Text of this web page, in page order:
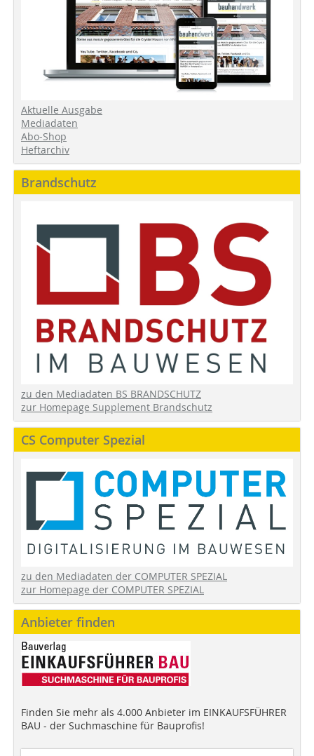
Aktuelle Ausgabe
Mediadaten
Abo-Shop
Heftarchiv
Brandschutz
zu den Mediadaten BS BRANDSCHUTZ
zur Homepage Supplement Brandschutz
CS Computer Spezial
zu den Mediadaten der COMPUTER SPEZIAL
zur Homepage der COMPUTER SPEZIAL
Anbieter finden
Finden Sie mehr als 4.000 Anbieter im EINKAUFSFÜHRER
BAU - der Suchmaschine für Bauprofis!